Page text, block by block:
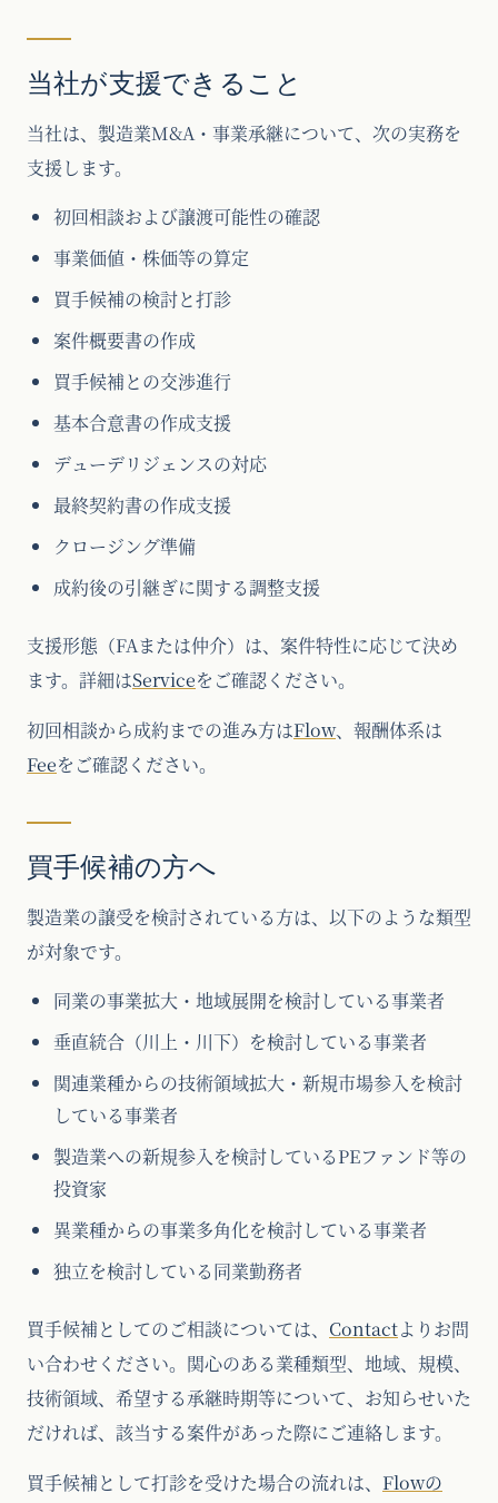
当社が支援できること
当社は、製造業M&A・事業承継について、次の実務を
支援します。
初回相談および譲渡可能性の確認
事業価値・株価等の算定
買手候補の検討と打診
案件概要書の作成
買手候補との交渉進行
基本合意書の作成支援
デューデリジェンスの対応
最終契約書の作成支援
クロージング準備
成約後の引継ぎに関する調整支援
支援形態（FAまたは仲介）は、案件特性に応じて決め
ます。詳細はServiceをご確認ください。
初回相談から成約までの進み方はFlow、報酬体系は
Feeをご確認ください。
買手候補の方へ
製造業の譲受を検討されている方は、以下のような類型
が対象です。
同業の事業拡大・地域展開を検討している事業者
垂直統合（川上・川下）を検討している事業者
関連業種からの技術領域拡大・新規市場参入を検討
している事業者
製造業への新規参入を検討しているPEファンド等の
投資家
異業種からの事業多角化を検討している事業者
独立を検討している同業勤務者
買手候補としてのご相談については、 Contactよりお問
い合わせください。関心のある業種類型、地域、規模、
技術領域、希望する承継時期等について、お知らせいた
だければ、該当する案件があった際にご連絡します。
買手候補として打診を受けた場合の流れは、 Flowの